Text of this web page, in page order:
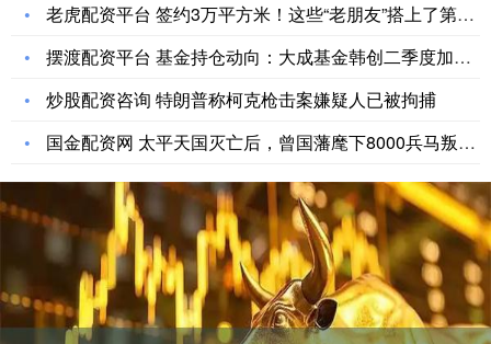
老虎配资平台 签约3万平方米！这些“老朋友”搭上了第九届进博
摆渡配资平台 基金持仓动向：大成基金韩创二季度加仓这些股（名
炒股配资咨询 特朗普称柯克枪击案嫌疑人已被拘捕
国金配资网 太平天国灭亡后，曾国藩麾下8000兵马叛逃至太平